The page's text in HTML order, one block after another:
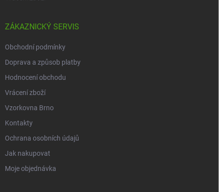
ZÁKAZNICKÝ SERVIS
Obchodní podmínky
Doprava a způsob platby
Hodnocení obchodu
Vrácení zboží
Vzorkovna Brno
Kontakty
Ochrana osobních údajů
Jak nakupovat
Moje objednávka